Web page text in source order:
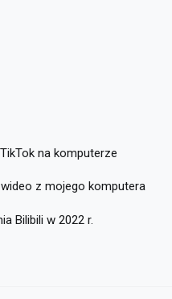
na komputerze
z mojego komputera
Bilibili w 2022 r.